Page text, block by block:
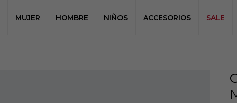
MUJER HOMBRE NIÑOS ACCESORIOS SALE